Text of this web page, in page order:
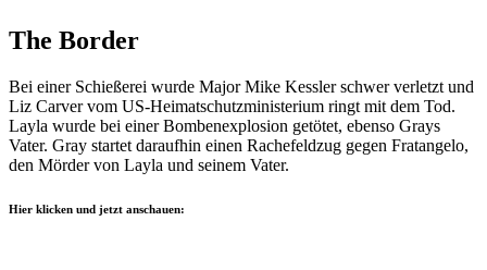
The Border
Bei einer Schießerei wurde Major Mike Kessler schwer verletzt und
Liz Carver vom US-Heimatschutzministerium ringt mit dem Tod.
Layla wurde bei einer Bombenexplosion getötet, ebenso Grays
Vater. Gray startet daraufhin einen Rachefeldzug gegen Fratangelo,
den Mörder von Layla und seinem Vater.
Hier klicken und jetzt anschauen: